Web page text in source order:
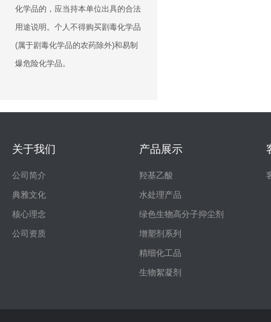
化学品的，应当持本单位出具的合法
用途说明。个人不得购买剧毒化学品
(属于剧毒化学品的农药除外)和易制
爆危险化学品。
关于我们
公司简介
典雅文化
核心理念
公司资质
产品展示
羟基乙酸
水处理产品
绿色生物高分子抑尘剂
增塑剂系列
精细化工品
生物絮凝剂